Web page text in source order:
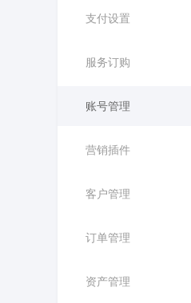
支付设置
服务订购
账号管理
营销插件
客户管理
订单管理
资产管理